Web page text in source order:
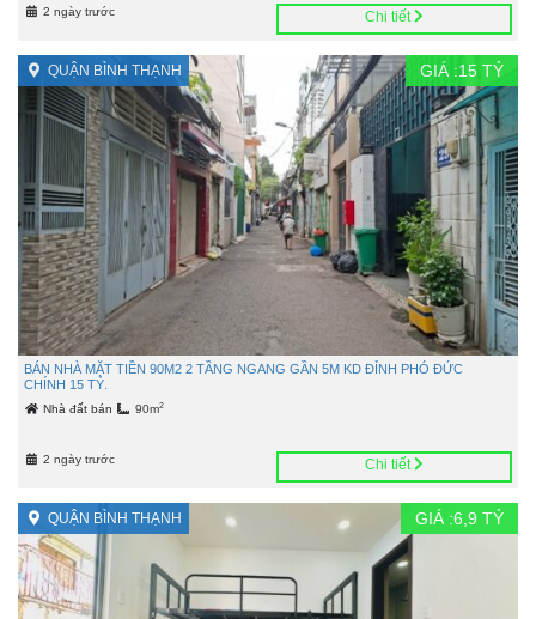
2 ngày trước Chi tiết
QUẬN BÌNH THẠNH GIÁ :15 TỶ
BÁN NHÀ MẶT TIỀN 90M2 2 TẦNG NGANG GẦN 5M KD ĐỈNH PHÓ ĐỨC
CHÍNH 15 TỶ.
Nhà đất bán 90m2
2 ngày trước Chi tiết
QUẬN BÌNH THẠNH GIÁ :6,9 TỶ